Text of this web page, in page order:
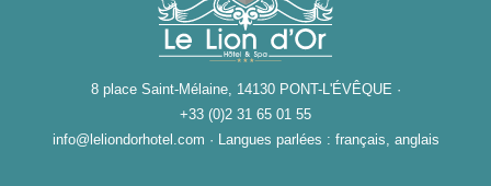
8 place Saint-Mélaine, 14130 PONT-L'ÉVÊQUE ·
+33 (0)2 31 65 01 55
info@leliondorhotel.com · Langues parlées : français, anglais